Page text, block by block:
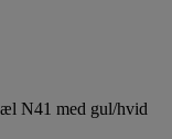
N41 med gul/hvid